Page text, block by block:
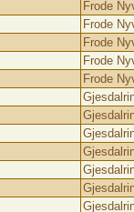
Frode
Frode
Frode
Frode
Frode